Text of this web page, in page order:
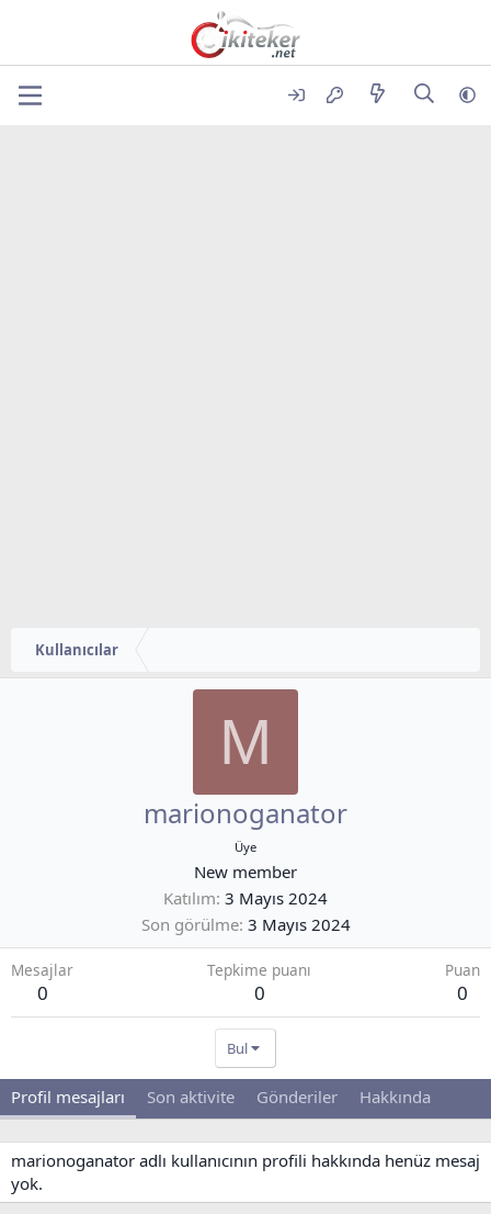
Kullanıcılar
M
marionoganator
Üye
New member
Katılım 3 Mayıs 2024
Son görülme 3 Mayıs 2024
Mesajlar
0
Tepkime puanı
0
Puan
0
Bul
Profil mesajları Son aktivite Gönderiler Hakkında
marionoganator adlı kullanıcının profili hakkında henüz mesaj
yok.